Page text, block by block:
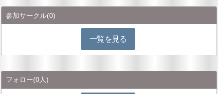
参加サークル(0)
一覧を見る
フォロー(0人)